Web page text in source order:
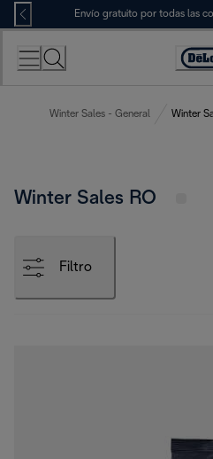
Skip
to
Content
Envío gratuito por todas las
Winter Sales - General Winter
Winter Sales RO
Filtro